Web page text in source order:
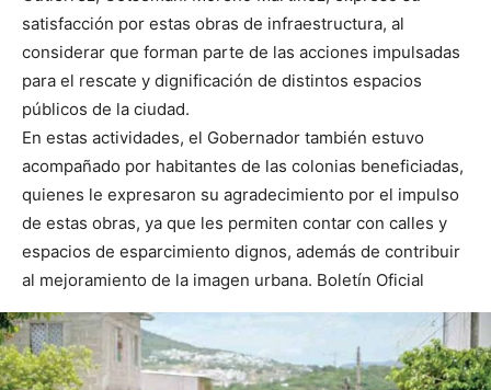
satisfacción por estas obras de infraestructura, al
considerar que forman parte de las acciones impulsadas
para el rescate y dignificación de distintos espacios
públicos de la ciudad.
En estas actividades, el Gobernador también estuvo
acompañado por habitantes de las colonias beneficiadas,
quienes le expresaron su agradecimiento por el impulso
de estas obras, ya que les permiten contar con calles y
espacios de esparcimiento dignos, además de contribuir
al mejoramiento de la imagen urbana. Boletín Oficial